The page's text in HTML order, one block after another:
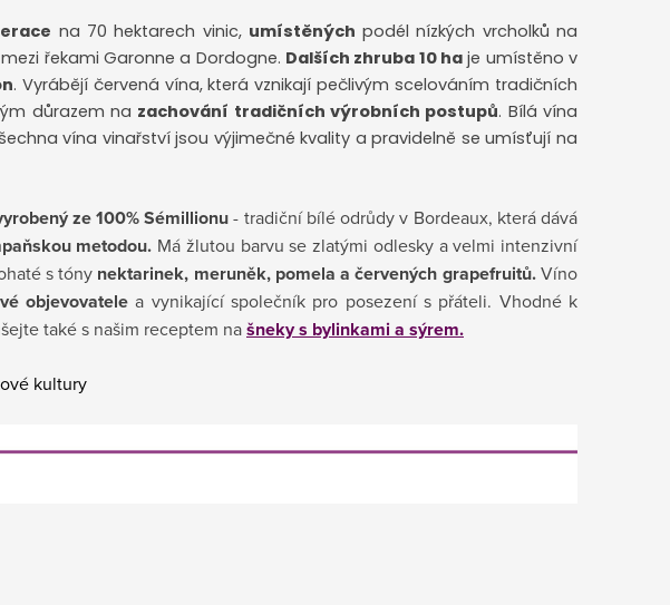
na 70 hektarech vinic, umístěných podél nízkých vrcholků na
řekami Garonne a Dordogne. Dalších zhruba 10 ha je umístěno v
. Vyrábějí červená vína, která vznikají pečlivým scelováním tradičních
důrazem na zachování tradičních výrobních postupů. Bílá vína
vína vinařství jsou výjimečné kvality a pravidelně se umísťují na
ze 100% Sémillionu- tradiční bílé odrůdy v Bordeaux, která dává
metodou. Má žlutou barvu se zlatými odlesky a velmi intenzivní
s tóny nektarinek, meruněk, pomela a červených grapefruitů.Víno
objevovatele a vynikající společník pro posezení s přáteli. Vhodné k
také s našim receptem našneky s bylinkami a sýrem.
kultury